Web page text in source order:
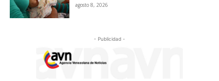
agosto 8, 2026
- Publicidad -